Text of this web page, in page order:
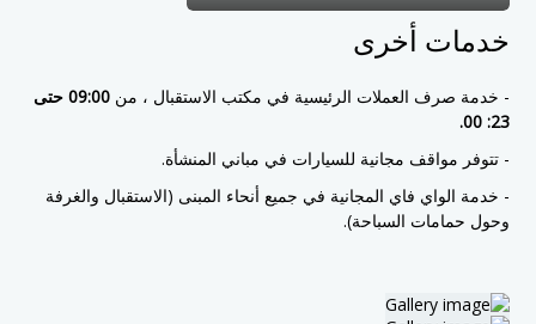
خدمات أخرى
- خدمة صرف العملات الرئيسية في مكتب الاستقبال ، من
09:00 حتى
23: 00.
- تتوفر مواقف مجانية للسيارات في مباني المنشأة.
- خدمة الواي فاي المجانية في جميع أنحاء المبنى (الاستقبال والغرفة
وحول حمامات السباحة).